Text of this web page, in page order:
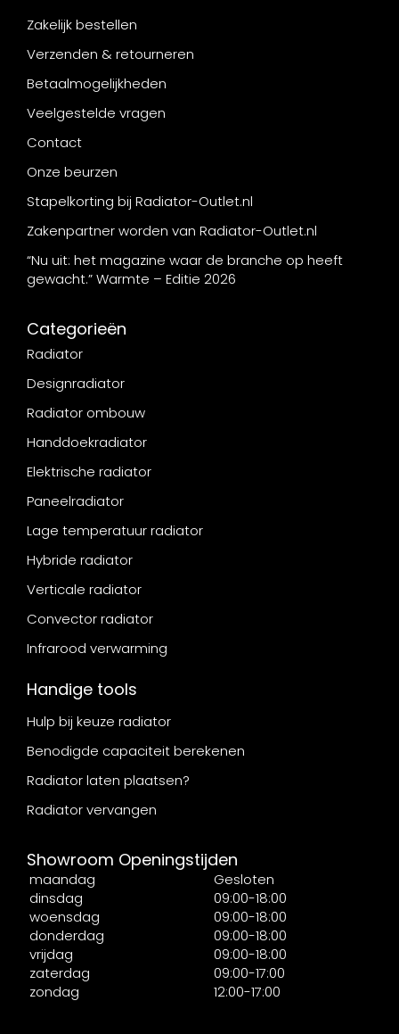
Zakelijk bestellen
Verzenden & retourneren
Betaalmogelijkheden
Veelgestelde vragen
Contact
Onze beurzen
Stapelkorting bij Radiator-Outlet.nl
Zakenpartner worden van Radiator-Outlet.nl
“Nu uit: het magazine waar de branche op heeft
gewacht.” Warmte – Editie 2026
Categorieën
Radiator
Designradiator
Radiator ombouw
Handdoekradiator
Elektrische radiator
Paneelradiator
Lage temperatuur radiator
Hybride radiator
Verticale radiator
Convector radiator
Infrarood verwarming
Handige tools
Hulp bij keuze radiator
Benodigde capaciteit berekenen
Radiator laten plaatsen?
Radiator vervangen
Showroom Openingstijden
maandag
Gesloten
dinsdag
09:00-18:00
woensdag
09:00-18:00
donderdag
09:00-18:00
vrijdag
09:00-18:00
zaterdag
09:00-17:00
zondag
12:00-17:00